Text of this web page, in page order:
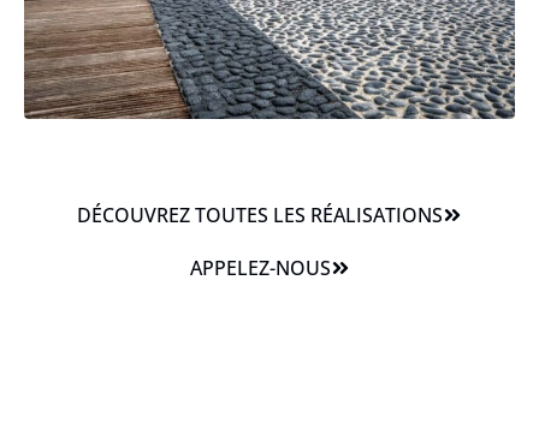
DÉCOUVREZ TOUTES LES RÉALISATIONS
APPELEZ-NOUS